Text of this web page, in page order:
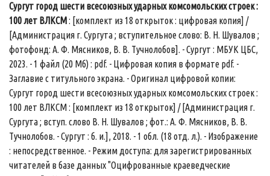
Сургут город шести всесоюзных ударных комсомольских строек :
100 лет ВЛКСМ: [комплект из 18 открыток : цифровая копия] /
[Администрация г. Сургута ; вступительное слово: В. Н. Шувалов ;
фотофонд: А. Ф. Мясников, В. В. Тучнолобов]. - Сургут : МБУК ЦБС,
2023. - 1 файл (20 Мб) : pdf. - Цифровая копия в формате pdf. -
Заглавие с титульного экрана. - Оригинал цифровой копии:
Сургут город шести всесоюзных ударных комсомольских строек :
100 лет ВЛКСМ : [комплект из 18 открыток] / [Администрация г.
Сургута ; вступ. слово В. Н. Шувалов ; фот.: А. Ф. Мясников, В. В.
Тучнолобов. - Сургут : б. и.], 2018. - 1 обл. (18 отд. л.). - Изображение
: непосредственное. - Режим доступа: для зарегистрированных
читателей в базе данных "Оцифрованные краеведческие